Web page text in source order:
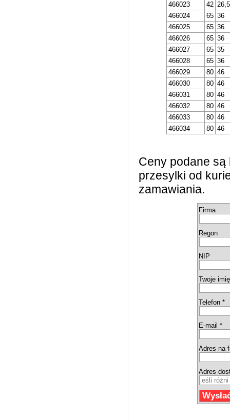
466023
42 26,5
466024
65 36
466025
65 36
466026
65 36
466027
65 35
466028
65 36
466029
80 46
466030
80 46
466031
80 46
466032
80 46
466033
80 46
466034
80 46
Ceny podane są
przesylki od
zamawiania.
Firma
Regon
NIP
Twoje
Telefon *
E-mail *
Adres na
Adres